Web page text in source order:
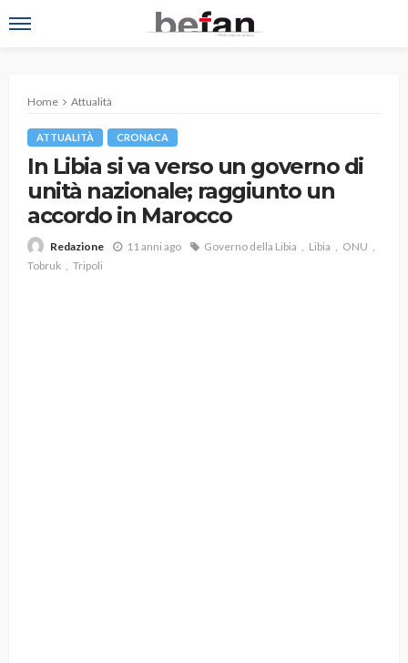
Home Attualità
ATTUALITÀ CRONACA
In Libia si va verso un governo di
unità nazionale; raggiunto un
accordo in Marocco
Redazione 11 anni ago Governo della Libia Libia
ONU
Tobruk
Tripoli